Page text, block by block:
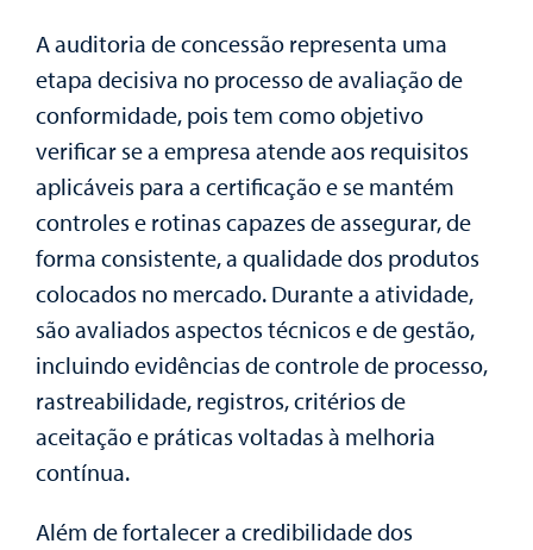
A auditoria de concessão representa uma
etapa decisiva no processo de avaliação de
conformidade, pois tem como objetivo
verificar se a empresa atende aos requisitos
aplicáveis para a certificação e se mantém
controles e rotinas capazes de assegurar, de
forma consistente, a qualidade dos produtos
colocados no mercado. Durante a atividade,
são avaliados aspectos técnicos e de gestão,
incluindo evidências de controle de processo,
rastreabilidade, registros, critérios de
aceitação e práticas voltadas à melhoria
contínua.
Além de fortalecer a credibilidade dos